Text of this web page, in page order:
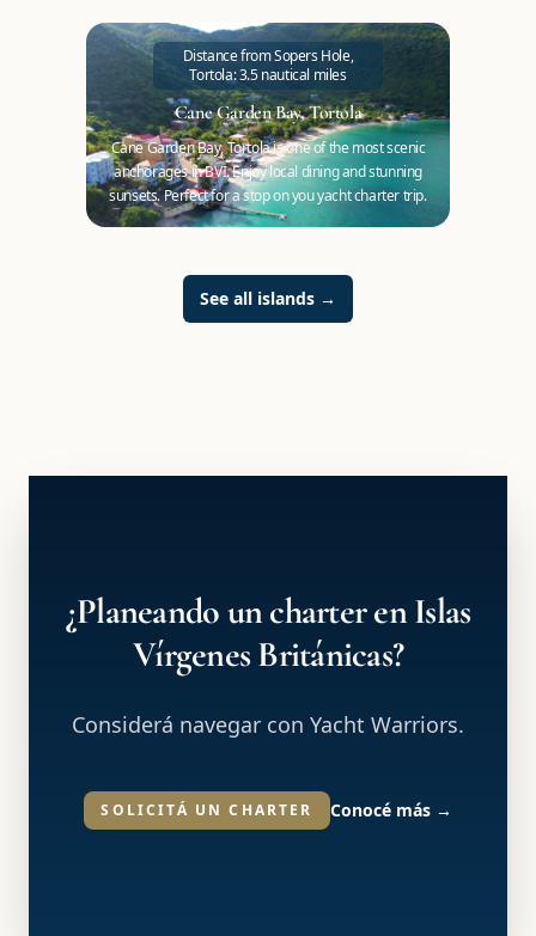
Distance from Sopers Hole,
Tortola: 3.5 nautical miles
Cane Garden Bay, Tortola
Cane Garden Bay, Tortola is one of the most scenic
anchorages in BVI. Enjoy local dining and stunning
sunsets. Perfect for a stop on you yacht charter trip.
See all islands →
¿Planeando un charter en Islas
Vírgenes Británicas?
Considerá navegar con Yacht Warriors.
SOLICITÁ UN CHARTER Conocé más →